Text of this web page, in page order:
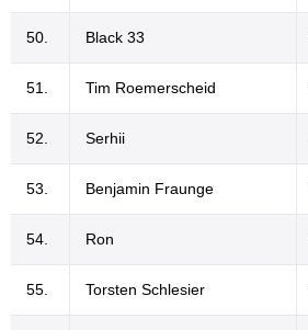
50. Black 33
51. Tim Roemerscheid
52. Serhii
53. Benjamin Fraunge
54. Ron
55. Torsten Schlesier